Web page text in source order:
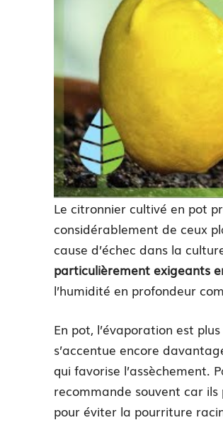
Le citronnier cultivé en pot
considérablement de ceux
cause d’échec dans la
particulièrement exigeants
l’humidité en profondeur
En pot, l’évaporation est
s’accentue encore
qui favorise l’assèchement.
recommande souvent car
pour éviter la pourriture